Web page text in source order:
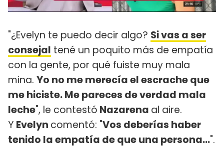
"¿Evelyn te puedo decir algo? Si vas a ser
consejal tené un poquito más de empatía
con la gente, por qué fuiste muy mala
mina. Yo no me merecía el escrache que
me hiciste. Me pareces de verdad mala
leche", le contestó Nazarena al aire.
Y Evelyn comentó: "Vos deberías haber
tenido la empatía de que una persona...".